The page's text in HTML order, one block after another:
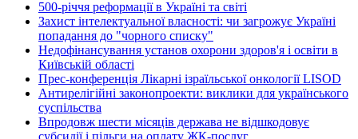
500-річчя реформації в Україні та світі
Захист інтелектуальної власності: чи загрожує Україні
попадання до "чорного списку"
Недофінансування установ охорони здоров'я і освіти в
Київській області
Прес-конференція Лікарні ізраїльської онкології LISOD
Антирелігійні законопроекти: виклики для українського
суспільства
Впродовж шести місяців держава не відшкодовує
субсидії і пільги на оплату ЖК-послуг